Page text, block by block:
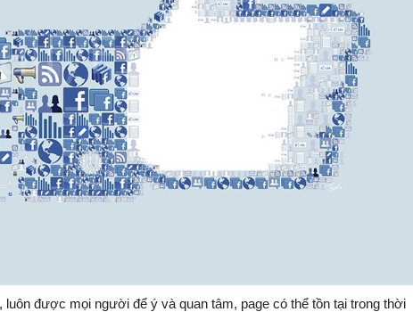
Năng
luôn được mọi người để ý và quan tâm, page có thể tồn tại trong thời